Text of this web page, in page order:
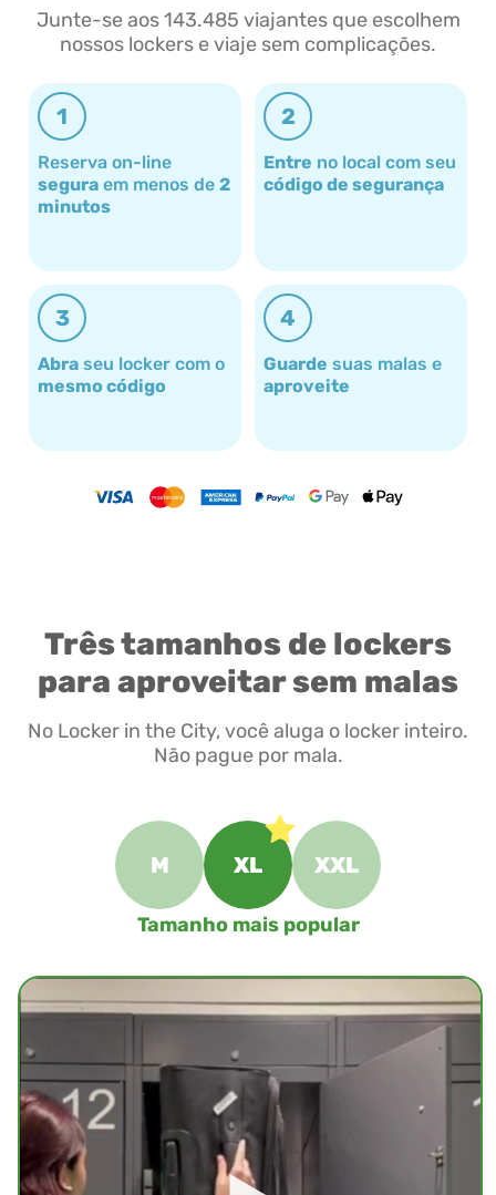
Junte-se aos 143.485 viajantes que escolhem
nossos lockers e viaje sem complicações.
1
Reserva on-line
segura em menos de 2
minutos
2
Entre no local com seu
código de segurança
3
Abra seu locker com o
mesmo código
4
Guarde suas malas e
aproveite
Três tamanhos de lockers
para aproveitar sem malas
No Locker in the City, você aluga o locker inteiro.
Não pague por mala.
M XL XXL
Tamanho mais popular